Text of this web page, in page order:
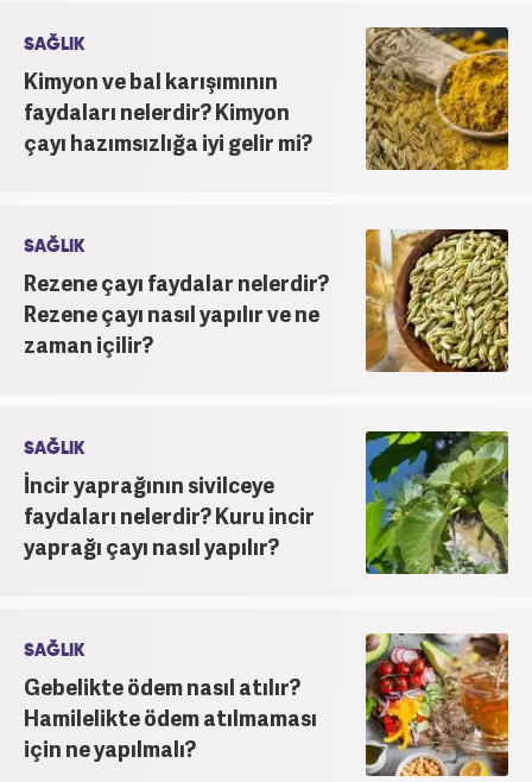
SAĞLIK
Kimyon ve bal karışımının
faydaları nelerdir? Kimyon
çayı hazımsızlığa iyi gelir mi?
SAĞLIK
Rezene çayı faydalar nelerdir?
Rezene çayı nasıl yapılır ve ne
zaman içilir?
SAĞLIK
İncir yaprağının sivilceye
faydaları nelerdir? Kuru incir
yaprağı çayı nasıl yapılır?
SAĞLIK
Gebelikte ödem nasıl atılır?
Hamilelikte ödem atılmaması
için ne yapılmalı?